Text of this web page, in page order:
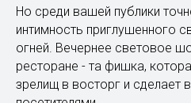
Но среди вашей публики
интимность приглушенного
огней. Вечернее световое
ресторане - та фишка,
зрелищ в восторг и сделает